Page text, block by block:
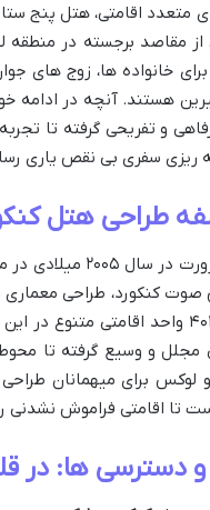
اقامتی، هتل پنج
از مقاصد برجسته در
خانواده ها، زوج های
هستند. آنچه در ادامه
و تفریحی گرفته تا
ریزی سفری بی نقص یاری
طراحی هتل
هتل کنکورد
کنکورد، طراحی معماری
میهمانان القا می کند. ۴۰۱
مجلل و وسیع گرفته تا
لوکس برای میهمانان
تا اقامتی فراموش نشدنی
دسترسی ها: در